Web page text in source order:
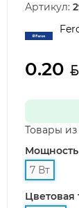
Артикул:
0.20
Товары
Мощность
7 Вт
Цветовая